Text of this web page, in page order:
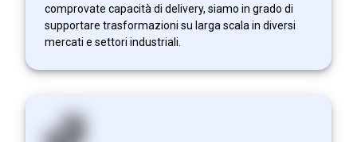
comprovate capacità di delivery, siamo in grado di
supportare trasformazioni su larga scala in diversi
mercati e settori industriali.